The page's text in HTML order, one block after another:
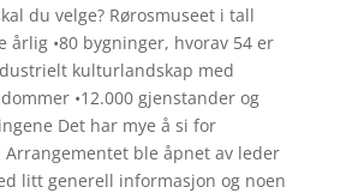
du velge? Rørosmuseet i tall
årlig •80 bygninger, hvorav 54 er
kulturlandskap med
•12.000 gjenstander og
Det har mye å si for
ble åpnet av leder
litt generell informasjon og noen